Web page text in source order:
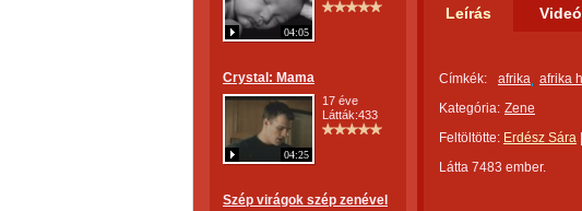
04:05
Crystal: Mama
04:25
17 éve
Látták:433
Szép virágok szép zenével
Leírás
Címkék: afrika afrika
Kategória: Zene
Feltöltötte: Erdész Sára
Látta 7483 ember.